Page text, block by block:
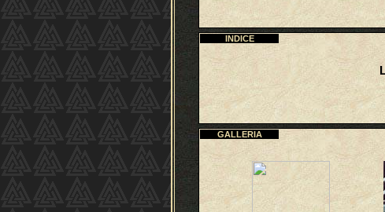
INDICE
GALLERIA